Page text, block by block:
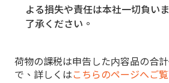
よる損失や責任は本社一切負い
了承ください。
荷物の課税は申告した内容品の合
で、詳しくはこちらのページへご